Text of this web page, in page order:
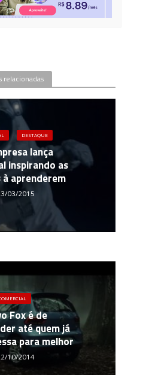
relacionadas
DESTAQUE
lança
inspirando as
à aprenderem
03/2015
Fox é de
até quem já
para melhor
10/2014